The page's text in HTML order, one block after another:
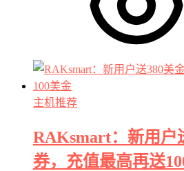
主机推荐
RAKsmart：新用户
券，充值最高再送